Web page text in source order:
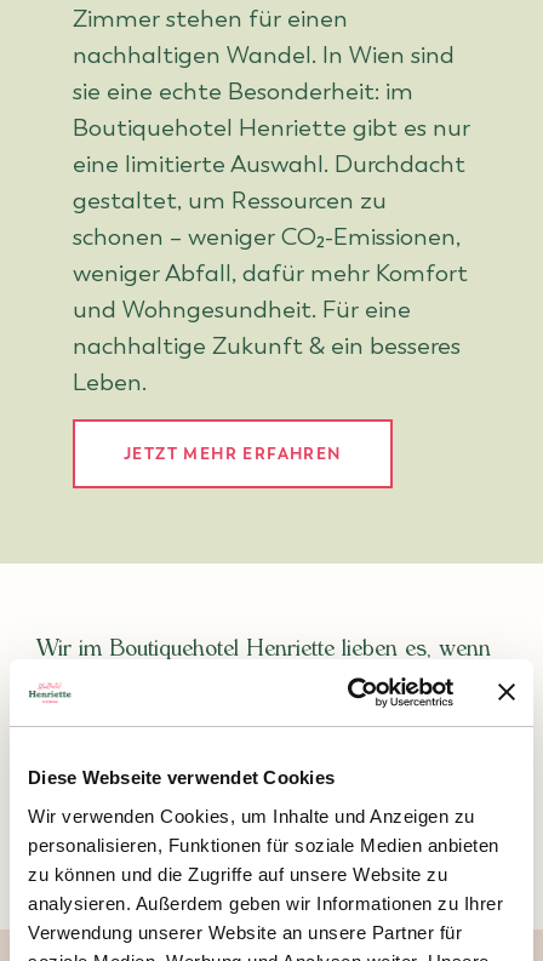
Diese Webseite verwendet Cookies
Wir verwenden Cookies, um Inhalte und Anzeigen zu
personalisieren, Funktionen für soziale Medien anbieten
zu können und die Zugriffe auf unsere Website zu
analysieren. Außerdem geben wir Informationen zu Ihrer
Verwendung unserer Website an unsere Partner für
Zimmer stehen für einen
nachhaltigen Wandel. In Wien sind
sie eine echte Besonderheit: im
Boutiquehotel Henriette gibt es nur
eine limitierte Auswahl. Durchdacht
gestaltet, um Ressourcen zu
schonen – weniger CO₂-Emissionen,
weniger Abfall, dafür mehr Komfort
und Wohngesundheit. Für eine
nachhaltige Zukunft & ein besseres
Leben.
JETZT MEHR ERFAHREN
Wir im Boutiquehotel Henriette lieben es, wenn
sich die Gäste bei uns rundum wohlfühlen und
Hofseite gelegenen Superior Doppelzimmer das
gute Gefühl, viel Platz und Ruhe zum
Entspannen zu haben.